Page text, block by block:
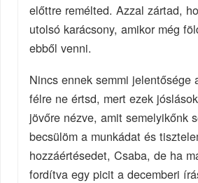
előttre remélted. Azzal zártad,
utolsó karácsony, amikor még
ebből venni.
Nincs ennek semmi jelentősége
félre ne értsd, mert ezek
jövőre nézve, amit semelyikőnk
becsülöm a munkádat és
hozzáértésedet, Csaba, de ha
fordítva egy picit a decemberi